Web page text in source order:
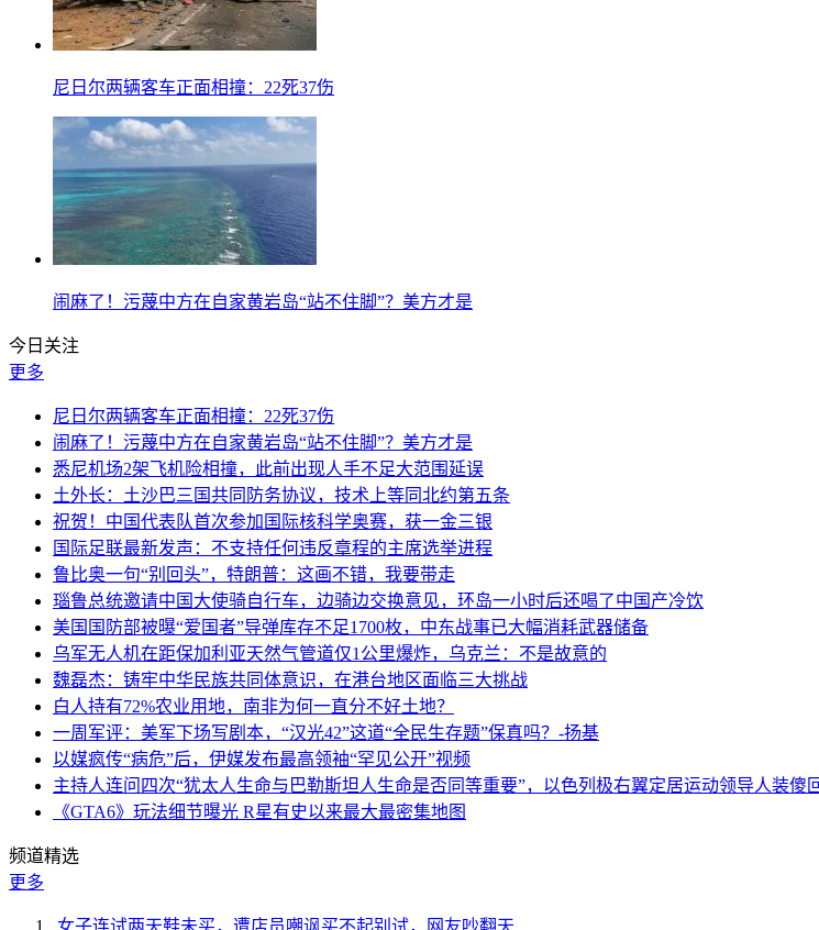
尼日尔两辆客车正面相撞：22死37伤
闹麻了！污蔑中方在自家黄岩岛“站不住脚”？美方才是
今日关注
更多
尼日尔两辆客车正面相撞：22死37伤
闹麻了！污蔑中方在自家黄岩岛“站不住脚”？美方才是
悉尼机场2架飞机险相撞，此前出现人手不足大范围延误
土外长：土沙巴三国共同防务协议，技术上等同北约第五条
祝贺！中国代表队首次参加国际核科学奥赛，获一金三银
国际足联最新发声：不支持任何违反章程的主席选举进程
鲁比奥一句“别回头”，特朗普：这画不错，我要带走
瑙鲁总统邀请中国大使骑自行车，边骑边交换意见，环岛一小时后还喝了中国产冷饮
美国国防部被曝“爱国者”导弹库存不足1700枚，中东战事已大幅消耗武器储备
乌军无人机在距保加利亚天然气管道仅1公里爆炸，乌克兰：不是故意的
魏磊杰：铸牢中华民族共同体意识，在港台地区面临三大挑战
白人持有72%农业用地，南非为何一直分不好土地？
一周军评：美军下场写剧本，“汉光42”这道“全民生存题”保真吗？-扬基
以媒疯传“病危”后，伊媒发布最高领袖“罕见公开”视频
主持人连问四次“犹太人生命与巴勒斯坦人生命是否同等重要”，以色列极右翼定居运动领导人装傻
《GTA6》玩法细节曝光 R星有史以来最大最密集地图
频道精选
更多
女子连试两天鞋未买，遭店员嘲讽买不起别试，网友吵翻天